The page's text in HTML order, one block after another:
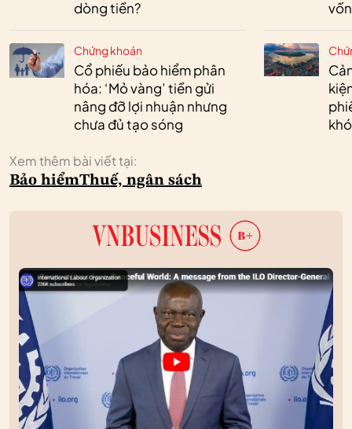
dòng tiền?
Chứng khoán
Cổ phiếu bảo hiểm phân
hóa: ‘Mỏ vàng’ tiền gửi
nâng đỡ lợi nhuận nhưng
chưa đủ tạo sóng
vốn
Xem thêm bài viết tại:
Bảo hiểmThuế, ngân sách